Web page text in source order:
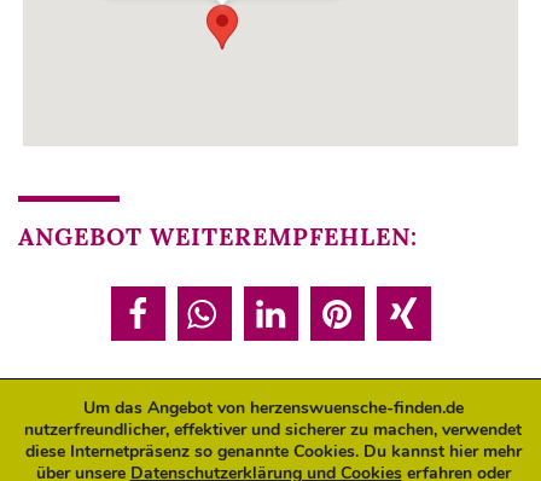
ANGEBOT WEITEREMPFEHLEN:
ANGEBOT JETZT BUCHEN:
Um das Angebot von herzenswuensche-finden.de
nutzerfreundlicher, effektiver und sicherer zu machen, verwendet
diese Internetpräsenz so genannte Cookies. Du kannst hier mehr
über unsere Datenschutzerklärung und Cookieserfahren oder